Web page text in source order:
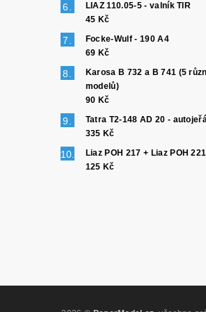
LIAZ 110.05-5 - valník TIR
45 Kč
Focke-Wulf - 190 A4
69 Kč
Karosa B 732 a B 741 (5
modelů)
90 Kč
Tatra T2-148 AD 20 -
335 Kč
Liaz POH 217 + Liaz POH 221
125 Kč